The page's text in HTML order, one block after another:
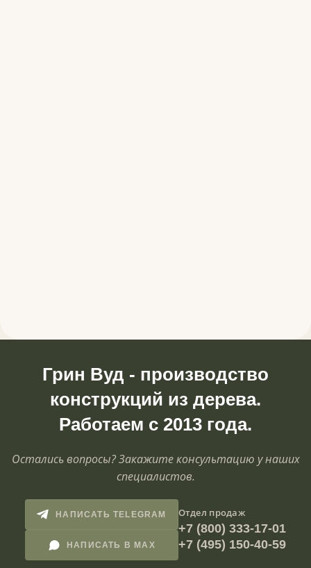
Грин Вуд - производство
конструкций из дерева.
Работаем с 2013 года.
Остались вопросы? Закажите консультацию у наших
специалистов.
НАПИСАТЬ TELEGRAM
НАПИСАТЬ В MAX
Отдел продаж
+7 (800) 333-17-01
+7 (495) 150-40-59